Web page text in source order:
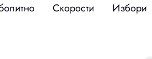
Скорости Избори